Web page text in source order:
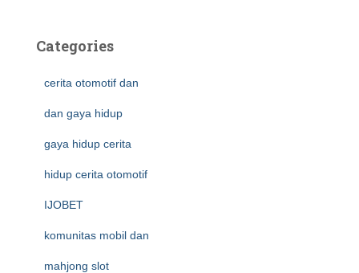
Categories
cerita otomotif dan
dan gaya hidup
gaya hidup cerita
hidup cerita otomotif
IJOBET
komunitas mobil dan
mahjong slot